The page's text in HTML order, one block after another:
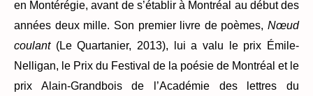
en Montérégie, avant de s’établir à Montréal au début des
années deux mille. Son premier livre de poèmes, Nœud
coulant(Le Quartanier, 2013), lui a valu le prix Émile-
Nelligan, le Prix du Festival de la poésie de Montréal et le
prix Alain-Grandbois de l’Académie des lettres du